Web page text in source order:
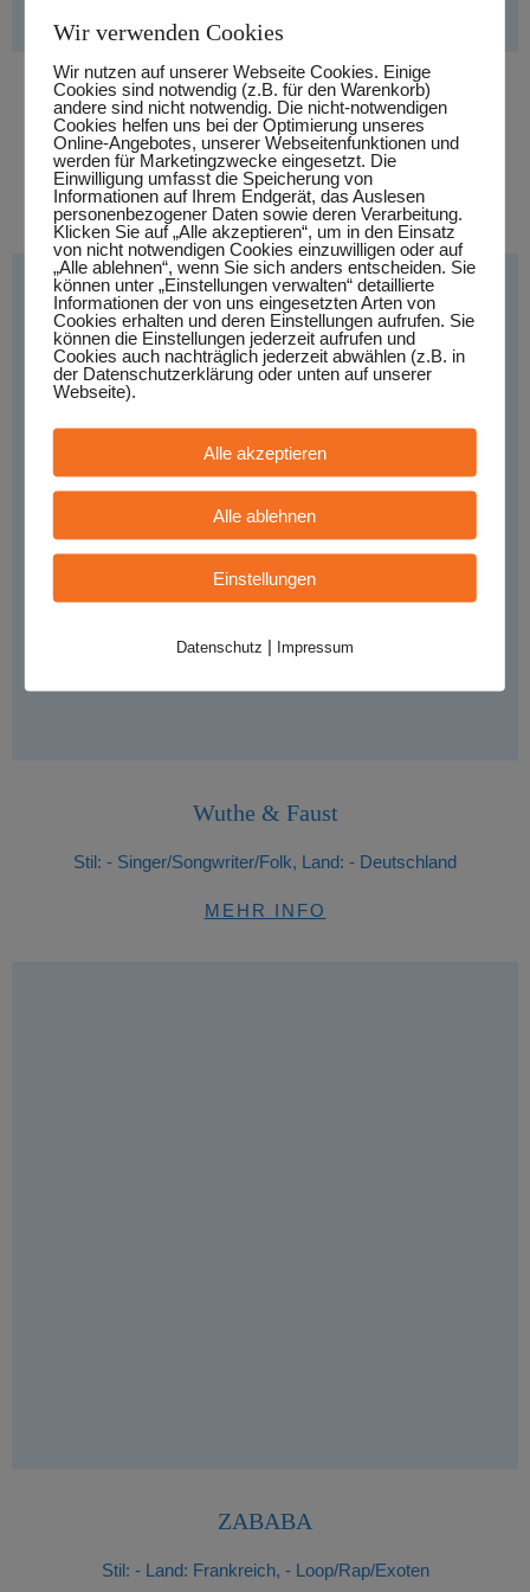
UKULAYERS
Stil:- Singer/Songwriter/Folk, Land: - Deutschland
MEHR INFO
Wuthe & Faust
Stil: - Singer/Songwriter/Folk, Land: - Deutschland
MEHR INFO
ZABABA
Stil: - Land: Frankreich, - Loop/Rap/Exoten
Wir verwenden Cookies
Wir nutzen auf unserer Webseite Cookies. Einige
Cookies sind notwendig (z.B. für den Warenkorb)
andere sind nicht notwendig. Die nicht-notwendigen
Cookies helfen uns bei der Optimierung unseres
Online-Angebotes, unserer Webseitenfunktionen und
werden für Marketingzwecke eingesetzt. Die
Einwilligung umfasst die Speicherung von
Informationen auf Ihrem Endgerät, das Auslesen
personenbezogener Daten sowie deren Verarbeitung.
Klicken Sie auf „Alle akzeptieren“, um in den Einsatz
von nicht notwendigen Cookies einzuwilligen oder auf
„Alle ablehnen“, wenn Sie sich anders entscheiden. Sie
können unter „Einstellungen verwalten“ detaillierte
Informationen der von uns eingesetzten Arten von
Cookies erhalten und deren Einstellungen aufrufen. Sie
können die Einstellungen jederzeit aufrufen und
Cookies auch nachträglich jederzeit abwählen (z.B. in
der Datenschutzerklärung oder unten auf unserer
Webseite).
Alle akzeptieren
Alle ablehnen
Einstellungen
Datenschutz | Impressum